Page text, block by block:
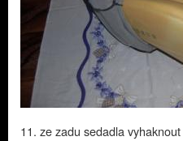
11. ze zadu sedadla